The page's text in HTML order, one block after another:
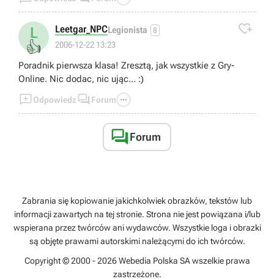
L
👍
Leetgar_NPCLegionista 8
2006-12-22 13:23

Poradnik pierwsza klasa! Zresztą, jak wszystkie z Gry-
Online. Nic dodac, nic ując... :)
Odpowiedz  Forum 
Forum
Zabrania się kopiowanie jakichkolwiek obrazków, tekstów lub
informacji zawartych na tej stronie. Strona nie jest powiązana i/lub
wspierana przez twórców ani wydawców. Wszystkie loga i obrazki
są objęte prawami autorskimi należącymi do ich twórców.
Copyright © 2000 - 2026 Webedia Polska SA wszelkie prawa
zastrzeżone.